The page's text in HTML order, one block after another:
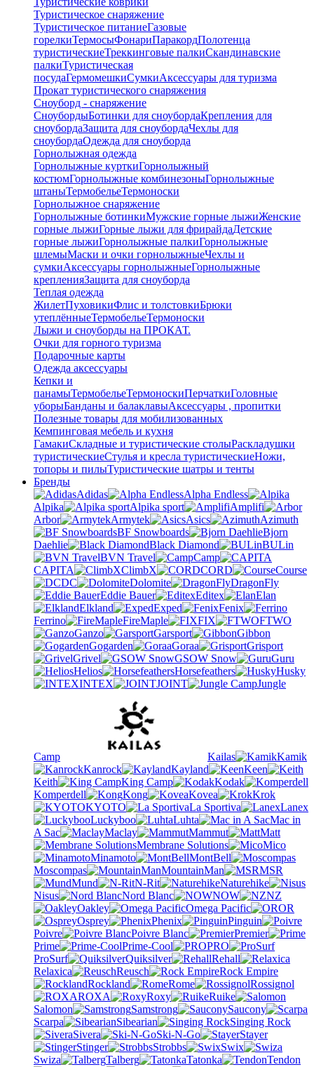
Туристическое снаряжение
Туристическое питаниеГазовые
горелкиТермосыФонариПаракордПолотенца
туристическиеТреккинговые палкиСкандинавские
палкиТуристическая
посудаГермомешкиСумкиАксессуары для туризма
Прокат туристического снаряжения
Сноуборд - снаряжение
СноубордыБотинки для сноубордаКрепления для
сноубордаЗащита для сноубордаЧехлы для
сноубордаОдежда для сноуборда
Горнолыжная одежда
Горнолыжные курткиГорнолыжный
костюмГорнолыжные комбинезоныГорнолыжные
штаныТермобельеТермоноски
Горнолыжное снаряжение
Горнолыжные ботинкиМужские горные лыжиЖенские
горные лыжиГорные лыжи для фрирайдаДетские
горные лыжиГорнолыжные палкиГорнолыжные
шлемыМаски и очки горнолыжныеЧехлы и
сумкиАксессуары горнолыжныеГорнолыжные
крепленияЗащита для сноуборда
Теплая одежда
ЖилетПуховикиФлис и толстовкиБрюки
утеплённыеТермобельеТермоноски
Лыжи и сноуборды на ПРОКАТ.
Очки для горного туризма
Подарочные карты
Одежда аксессуары
Кепки и
панамыТермобельеТермоноскиПерчаткиГоловные
уборыБанданы и балаклавыАксессуары , пропитки
Полезные товары для мобилизованных
Кемпинговая мебель и кухня
ГамакиСкладные и туристические столыРаскладушки
туристическиеСтулья и кресла туристическиеНожи,
топоры и пилыТуристические шатры и тенты
Бренды
Adidas
Alpha Endless
Alpika
Alpika sport
Amplifi
Arbor
Armytek Asics
Azimuth
BF Snowboards
Bjorn
Daehlie
Black Diamond
BULin
BVN Travel
Camp
CAPITA
ClimbX CORD
Course
DC
Dolomite
DragonFly
Eddie Bauer
Editex
Elan
Elkland
Exped
Fenix
Ferrino
FireMaple FIX
FTWO
Ganzo
Garsport
Gibbon
Gogarden
Goraa
Grisport
Grivel
GSOW Snow
Guru
Helios
Horsefeathers
Husky
INTEX
JOINT Jungle
Camp Kailas
Kamik
Kanrock
Kayland
Keen
Keith
King Camp
Kodak
Komperdell
Kong Kovea
Krok
KYOTO
La Sportiva
Lanex
Luckyboo
Luhta
Mac in
A Sac
Maclay Mammut
Matt
Membrane Solutions
Mico
Minamoto
MontBell
Moscompas
MountainMan
MSR
Mund
N-Rit
Naturehike
Nisus
Nord Blanc NOW
NZ
Oakley
Omega Pacific
OR
Osprey
Phenix
Pinguin
Poivre
Poivre Blanc
Premier
Prime
Prime-Cool
PRO
ProSurf
Quiksilver
Rehall
Relaxica
Reusch
Rock Empire
Rockland
Rome
Rossignol
ROXA
Roxy
Ruike
Salomon
Samstrong
Saucony
Scarpa
Sibearian
Singing Rock
Sivera
Ski-N-Go
Stayer
Stinger
Strobbs
Swix
Swiza
Talberg Tatonka
Tendon